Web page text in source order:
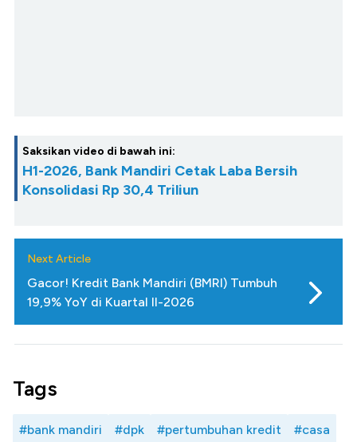
Saksikan video di bawah ini:
H1-2026, Bank Mandiri Cetak Laba Bersih
Konsolidasi Rp 30,4 Triliun
Next Article
Gacor! Kredit Bank Mandiri (BMRI) Tumbuh
19,9% YoY di Kuartal II-2026
Tags
#bank mandiri #dpk #pertumbuhan kredit #casa